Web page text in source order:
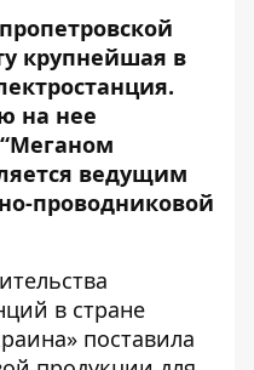
крупнейшая в
на нее
ведущим
проводниковой
в стране
поставила